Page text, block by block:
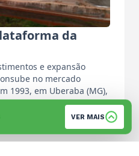
da
e expansão
no mercado
1993, em Uberaba (MG),
VER MAIS